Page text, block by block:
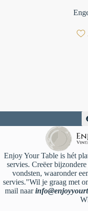
Enjoy Your Table is hét
servies. Creëer
vondsten, waaronder
servies."Wil je graag met
mail naar